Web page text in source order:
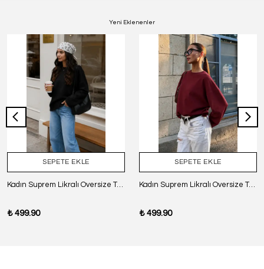
Yeni Eklenenler
SEPETE EKLE
Kadın Suprem Likralı Oversize T-Shirt - SİYAH
₺ 499.90
SEPETE EKLE
Kadın Suprem Likralı Oversize T-Shirt - BORDO
₺ 499.90